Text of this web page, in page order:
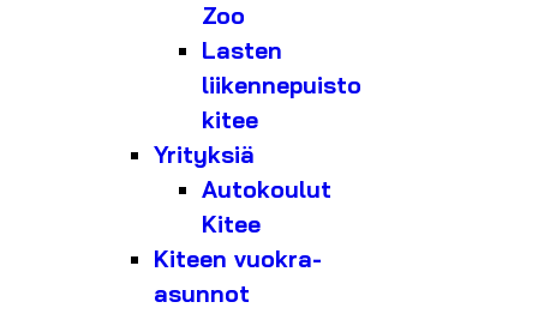
Zoo
Lasten
liikennepuisto
kitee
Yrityksiä
Autokoulut
Kitee
Kiteen vuokra-
asunnot